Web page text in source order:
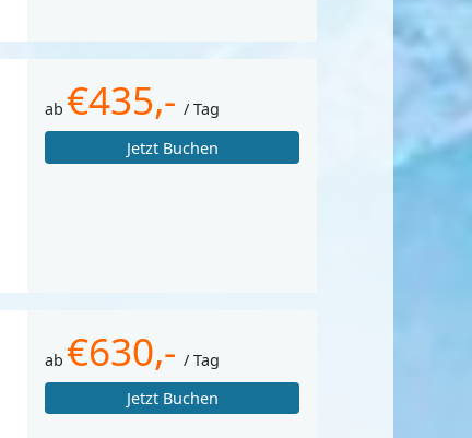
ab €435,- / Tag
Jetzt Buchen
ab €630,- / Tag
Jetzt Buchen